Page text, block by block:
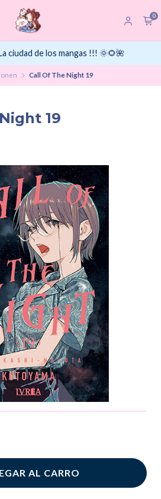
0
ciudad de los mangas !!! 🌞🌻🌺
Call Of The Night 19
19
AL CARRO